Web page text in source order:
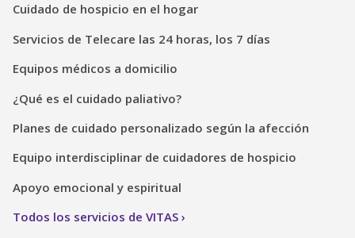
Cuidado de hospicio en el hogar
Servicios de Telecare las 24 horas, los 7 días
Equipos médicos a domicilio
¿Qué es el cuidado paliativo?
Planes de cuidado personalizado según la afección
Equipo interdisciplinar de cuidadores de hospicio
Apoyo emocional y espiritual
Todos los servicios de VITAS